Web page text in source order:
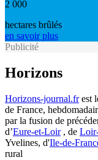
2 000
hectares brûlés
en savoir plus
Publicité
Horizons
Horizons-journal.frest
de France,
par la fusion de
d’Eure-et-Loir, de
Yvelines, d'Ile-de-
rural